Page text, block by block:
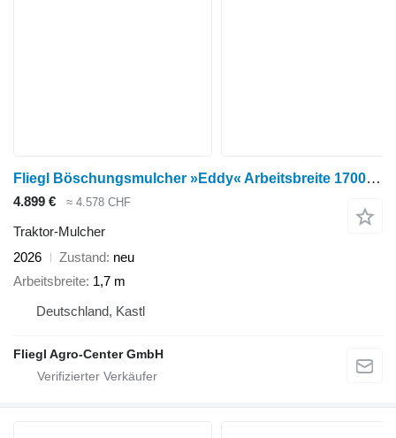
Fliegl Böschungsmulcher »Eddy« Arbeitsbreite 1700 mm
4.899 € ≈ 4.578 CHF
Traktor-Mulcher
2026
Zustand neu
Arbeitsbreite 1,7 m
Deutschland, Kastl
Fliegl Agro-Center GmbH